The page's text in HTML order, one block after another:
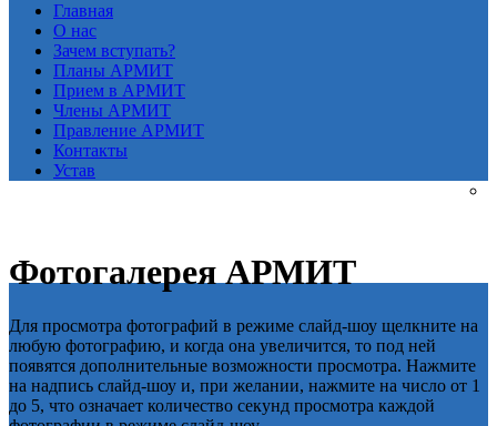
Главная
О нас
Зачем вступать?
Планы АРМИТ
Прием в АРМИТ
Члены АРМИТ
Правление АРМИТ
Контакты
Устав
Фотогалерея АРМИТ
Для просмотра фотографий в режиме слайд-шоу щелкните на
любую фотографию, и когда она увеличится, то под ней
появятся дополнительные возможности просмотра. Нажмите
на надпись слайд-шоу и, при желании, нажмите на число от 1
до 5, что означает количество секунд просмотра каждой